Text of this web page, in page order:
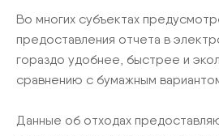
Во многих субъектах
предоставления отчета в
гораздо удобнее, быстрее и
сравнению с бумажным
Данные об отходах